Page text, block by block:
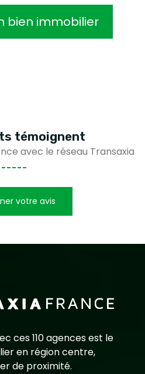
bien immobilier
témoignent
avec le réseau Transaxia
votre avis
ces 110 agences est le
en région centre,
de proximité.